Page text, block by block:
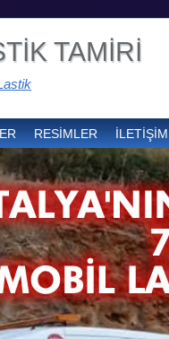
TAMİRİ
RESİMLER İLETİŞİM